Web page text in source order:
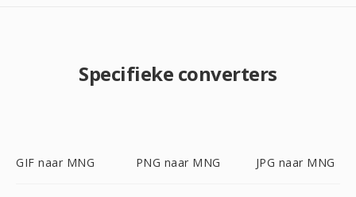
Specifieke converters
GIF naar MNG PNG naar MNG JPG naar MNG